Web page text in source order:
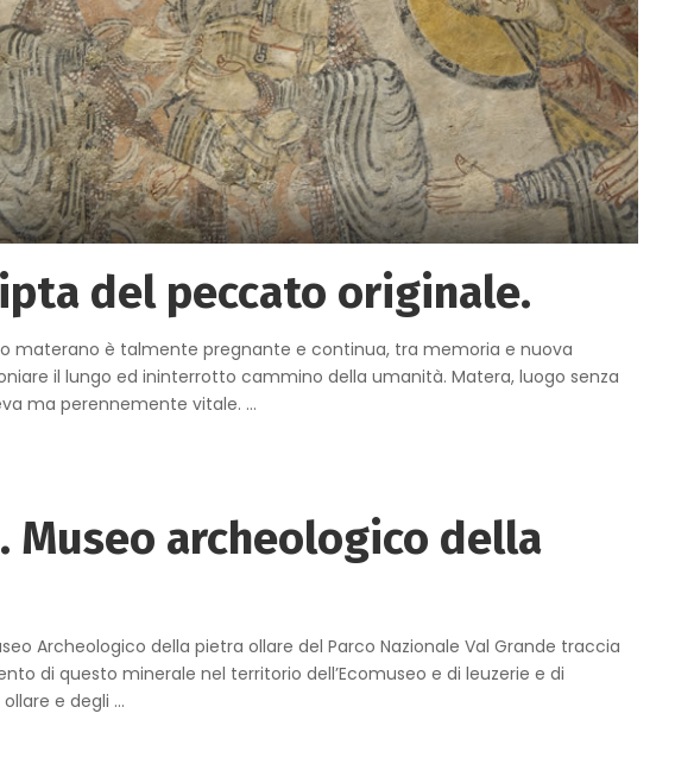
del peccato originale.
materano è talmente pregnante e continua, tra memoria e nuova
il lungo ed ininterrotto cammino della umanità. Matera, luogo senza
ma perennemente vitale. ...
Museo archeologico della
Archeologico della pietra ollare del Parco Nazionale Val Grande traccia
di questo minerale nel territorio dell’Ecomuseo e di leuzerie e di
e degli ...